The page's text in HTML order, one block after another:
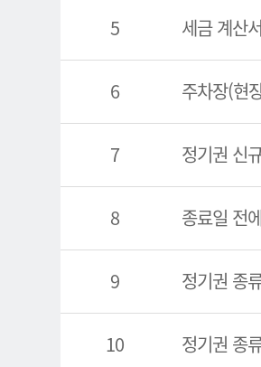
5 세금 계산
6 주차장(현
7 정기권 신
8 종료일 전
9 정기권 종
10 정기권 종